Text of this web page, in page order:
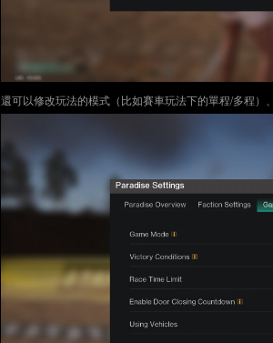
還可以修改玩法的模式（比如賽車玩法下的單程/多程）